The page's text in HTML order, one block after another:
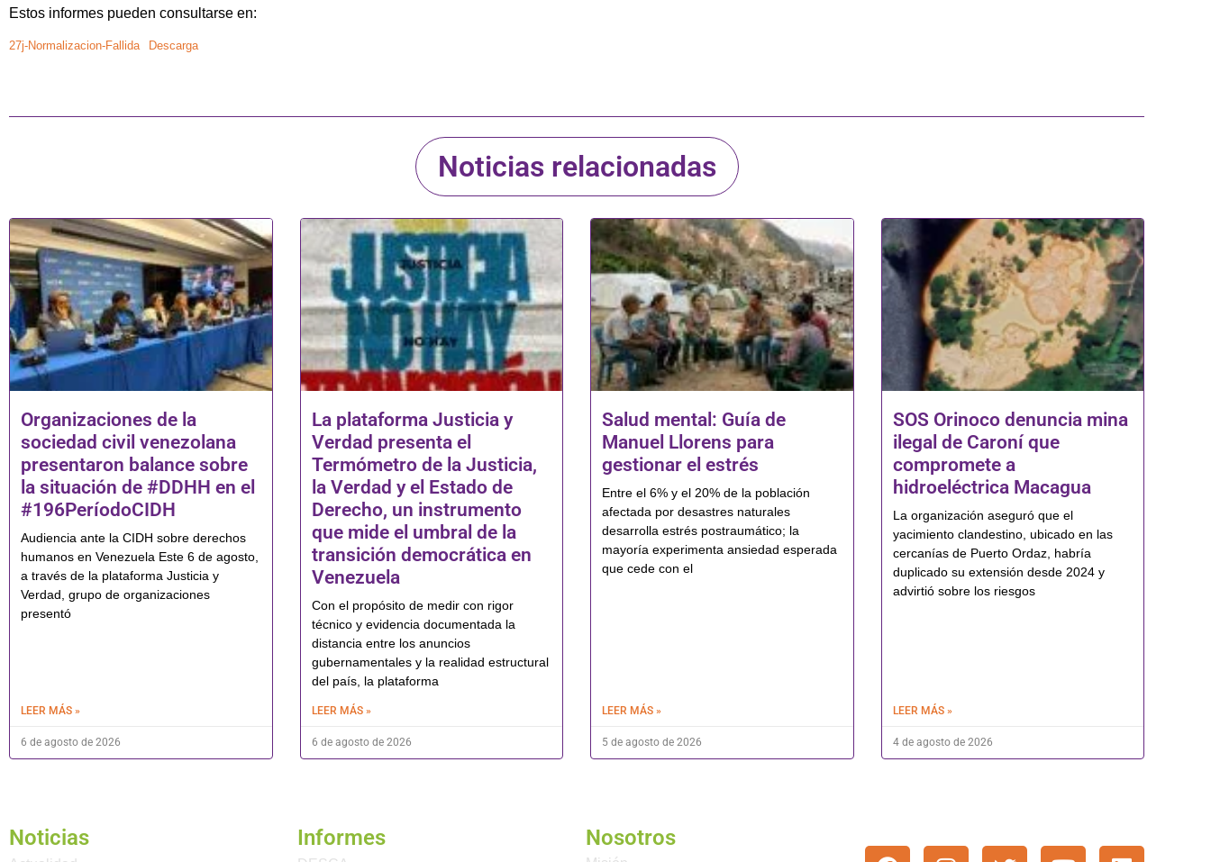
Estos informes pueden consultarse en:
27j-Normalizacion-Fallida Descarga
Noticias relacionadas
Organizaciones de la
sociedad civil venezolana
presentaron balance sobre
la situación de #DDHH en el
#196PeríodoCIDH
Audiencia ante la CIDH sobre derechos
humanos en Venezuela Este 6 de agosto,
a través de la plataforma Justicia y
Verdad, grupo de organizaciones
presentó
LEER MÁS »
6 de agosto de 2026
La plataforma Justicia y
Verdad presenta el
Termómetro de la Justicia,
la Verdad y el Estado de
Derecho, un instrumento
que mide el umbral de la
transición democrática en
Venezuela
Con el propósito de medir con rigor
técnico y evidencia documentada la
distancia entre los anuncios
gubernamentales y la realidad estructural
del país, la plataforma
LEER MÁS »
6 de agosto de 2026
Salud mental: Guía de
Manuel Llorens para
gestionar el estrés
Entre el 6% y el 20% de la población
afectada por desastres naturales
desarrolla estrés postraumático; la
mayoría experimenta ansiedad esperada
que cede con el
LEER MÁS »
5 de agosto de 2026
SOS Orinoco denuncia mina
ilegal de Caroní que
compromete a
hidroeléctrica Macagua
La organización aseguró que el
yacimiento clandestino, ubicado en las
cercanías de Puerto Ordaz, habría
duplicado su extensión desde 2024 y
advirtió sobre los riesgos
LEER MÁS »
4 de agosto de 2026
Noticias Informes Nosotros